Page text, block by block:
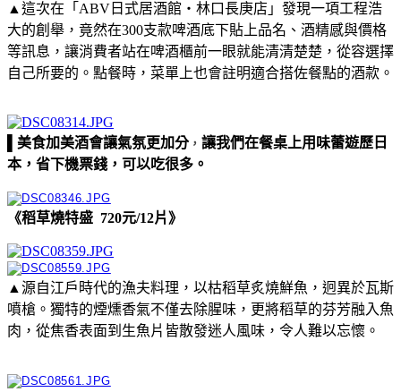
▲這次在「ABV日式居酒館・林口長庚店」發現一項工程浩
大的創舉，竟然在300支款啤酒底下貼上品名、酒精感與價格
等訊息，讓消費者站在啤酒櫃前一眼就能清清楚楚，從容選擇
自己所要的。點餐時，菜單上也會註明適合搭佐餐點的酒款。
▌美食加美酒會讓氣氛更加分， 讓我們在餐桌上用味蕾遊歷日
本，省下機票錢，可以吃很多。
《稻草燒特盛 720元/12片》
▲源自江戶時代的漁夫料理，以枯稻草炙燒鮮魚，迥異於瓦斯
噴槍。獨特的煙燻香氣不僅去除腥味，更將稻草的芬芳融入魚
肉，從焦香表面到生魚片皆散發迷人風味，令人難以忘懷。